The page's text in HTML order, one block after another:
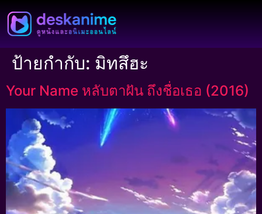
ป้ายกำกับ: มิทสึฮะ
Your Name หลับตาฝัน ถึงชื่อเธอ (2016)